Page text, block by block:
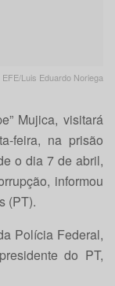
Luis Eduardo Noriega
Mujica, visitará
feira, na prisão
o dia 7 de abril,
informou
(PT).
Polícia Federal,
do PT,